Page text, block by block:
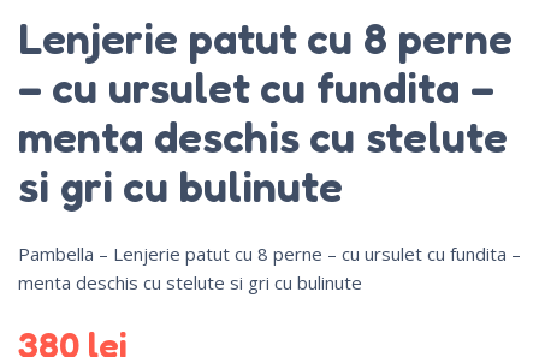
Lenjerie patut cu 8 perne
– cu ursulet cu fundita –
menta deschis cu stelute
si gri cu bulinute
Pambella – Lenjerie patut cu 8 perne – cu ursulet cu fundita –
menta deschis cu stelute si gri cu bulinute
380 lei